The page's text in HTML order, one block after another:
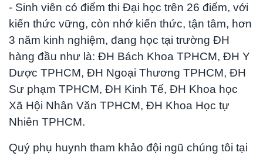
- Sinh viên có điểm thi Đại học trên 26 điểm, với
kiến thức vững, còn nhớ kiến thức, tận tâm, hơn
3 năm kinh nghiệm, đang học tại trường ĐH
hàng đầu như là: ĐH Bách Khoa TPHCM, ĐH Y
Dược TPHCM, ĐH Ngoại Thương TPHCM, ĐH
Sư phạm TPHCM, ĐH Kinh Tế, ĐH Khoa học
Xã Hội Nhân Văn TPHCM, ĐH Khoa Học tự
Nhiên TPHCM.
Quý phụ huynh tham khảo đội ngũ chúng tôi tại